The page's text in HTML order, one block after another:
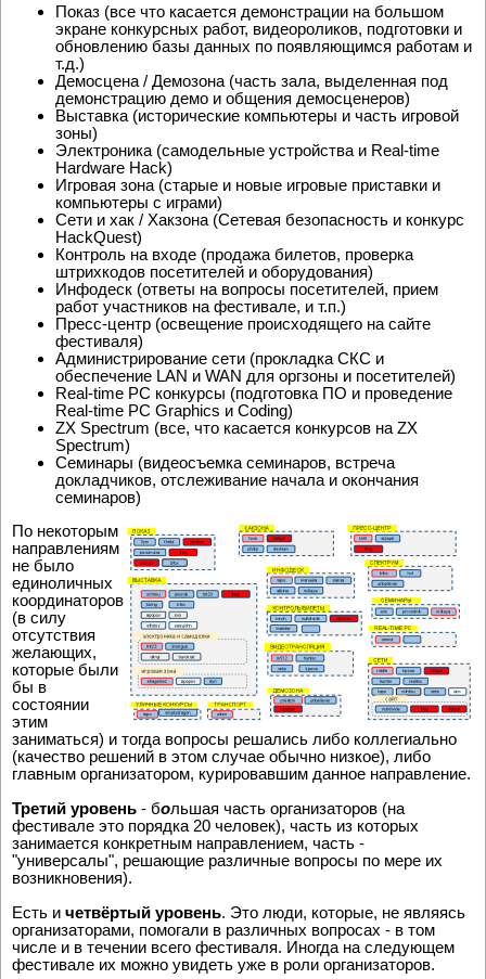
Показ (все что касается демонстрации на большом
экране конкурсных работ, видеороликов, подготовки и
обновлению базы данных по появляющимся работам и
т.д.)
Демосцена / Демозона (часть зала, выделенная под
демонстрацию демо и общения демосценеров)
Выставка (исторические компьютеры и часть игровой
зоны)
Электроника (самодельные устройства и Real-time
Hardware Hack)
Игровая зона (старые и новые игровые приставки и
компьютеры с играми)
Сети и хак / Хакзона (Сетевая безопасность и конкурс
HackQuest)
Контроль на входе (продажа билетов, проверка
штрихкодов посетителей и оборудования)
Инфодеск (ответы на вопросы посетителей, прием
работ участников на фестивале, и т.п.)
Пресс-центр (освещение происходящего на сайте
фестиваля)
Администрирование сети (прокладка СКС и
обеспечение LAN и WAN для оргзоны и посетителей)
Real-time PC конкурсы (подготовка ПО и проведение
Real-time PC Graphics и Coding)
ZX Spectrum (все, что касается конкурсов на ZX
Spectrum)
Семинары (видеосъемка семинаров, встреча
докладчиков, отслеживание начала и окончания
семинаров)
По некоторым
направлениям
не было
единоличных
координаторов
(в силу
отсутствия
желающих,
которые были
бы в
состоянии
этим
заниматься) и тогда вопросы решались либо коллегиально
(качество решений в этом случае обычно низкое), либо
главным организатором, курировавшим данное направление.
Третий уровень - большая часть организаторов (на
фестивале это порядка 20 человек), часть из которых
занимается конкретным направлением, часть -
"универсалы", решающие различные вопросы по мере их
возникновения).
Есть и четвёртый уровень. Это люди, которые, не являясь
организаторами, помогали в различных вопросах - в том
числе и в течении всего фестиваля. Иногда на следующем
фестивале их можно увидеть уже в роли организаторов.